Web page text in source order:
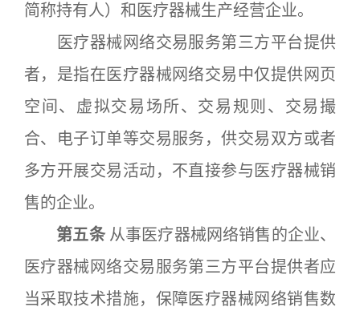
简称持有人）和医疗器械生产经营企业。
医疗器械网络交易服务第三方平台提供
者，是指在医疗器械网络交易中仅提供网页
空间、虚拟交易场所、交易规则、交易撮
合、电子订单等交易服务，供交易双方或者
多方开展交易活动，不直接参与医疗器械销
售的企业。
第五条 从事医疗器械网络销售的企业、
医疗器械网络交易服务第三方平台提供者应
当采取技术措施，保障医疗器械网络销售数